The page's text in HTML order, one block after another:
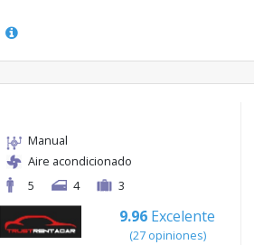
Manual
Aire acondicionado
5
4 3
9.96 Excelente
(27 opiniones)